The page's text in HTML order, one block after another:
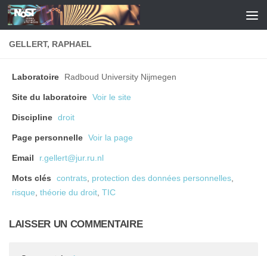
Skip to content
GELLERT, RAPHAEL
Laboratoire Radboud University Nijmegen
Site du laboratoire Voir le site
Discipline droit
Page personnelle Voir la page
Email r.gellert@jur.ru.nl
Mots clés contrats, protection des données personnelles,
risque, théorie du droit, TIC
LAISSER UN COMMENTAIRE